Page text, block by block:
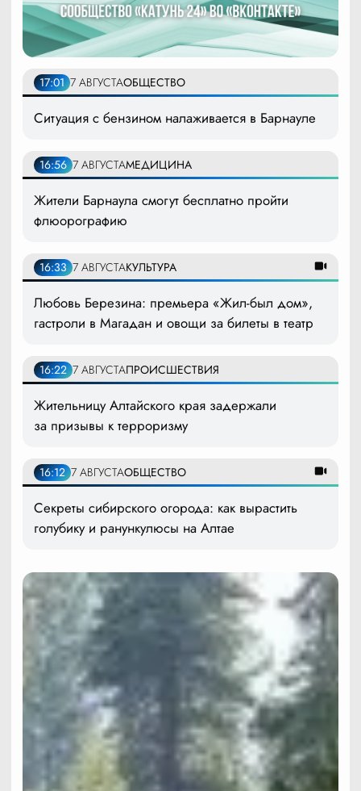
17:01 7 АВГУСТАОБЩЕСТВО
Ситуация с бензином налаживается в Барнауле
16:56 7 АВГУСТАМЕДИЦИНА
Жители Барнаула смогут бесплатно пройти
флюорографию
16:33 7 АВГУСТАКУЛЬТУРА
Любовь Березина: премьера «Жил-был дом»,
гастроли в Магадан и овощи за билеты в театр
16:22 7 АВГУСТАПРОИСШЕСТВИЯ
Жительницу Алтайского края задержали
за призывы к терроризму
16:12 7 АВГУСТАОБЩЕСТВО
Секреты сибирского огорода: как вырастить
голубику и ранункулюсы на Алтае